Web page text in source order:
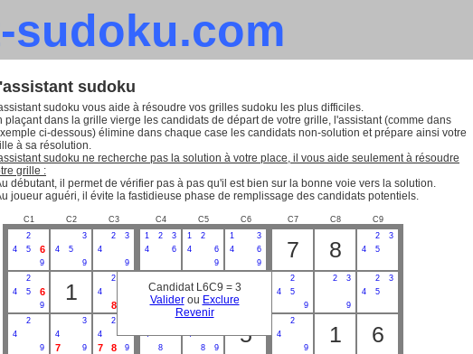
sudoku.com
Candidat L6C9 = 3
Validerou Exclure
Revenir
sudoku
sudoku vous aide à résoudre vos grilles sudoku les plus difficiles.
plaçant dans la grille vierge les candidats de départ de votre grille, l'assistant (comme dans
ci-dessous) élimine dans chaque case les candidats non-solution et prépare ainsi votre
à sa résolution.
sudoku ne recherche pas la solution à votre place, il vous aide seulement à résoudre
grille :
débutant, il permet de vérifier pas à pas qu'il est bien sur la bonne voie vers la solution.
joueur aguéri, il évite la fastidieuse phase de remplissage des candidats potentiels.
C1 C2 C3 C4 C5 C6 C7 C8 C9
2
4
5 6
9
3
4
5
9
2
3
4
9
1 2
3
4
6
1
2
4
6
9
1
3
4
6
9
7 8
2
3
4
5
2
4
5 6
9
1
2
4
8
6
8
4
6
8
9
7
2
4
5
9
2 3
9
2
3
4
5
2
4
9
3
4
7 9
2
4
7 8 9
3
4
8
2
4
8
9
5
2
4
9
1 6